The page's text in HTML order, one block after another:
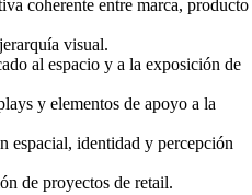
coherente entre marca, producto
visual.
al espacio y a la exposición de
y elementos de apoyo a la
espacial, identidad y percepción
de proyectos de retail.